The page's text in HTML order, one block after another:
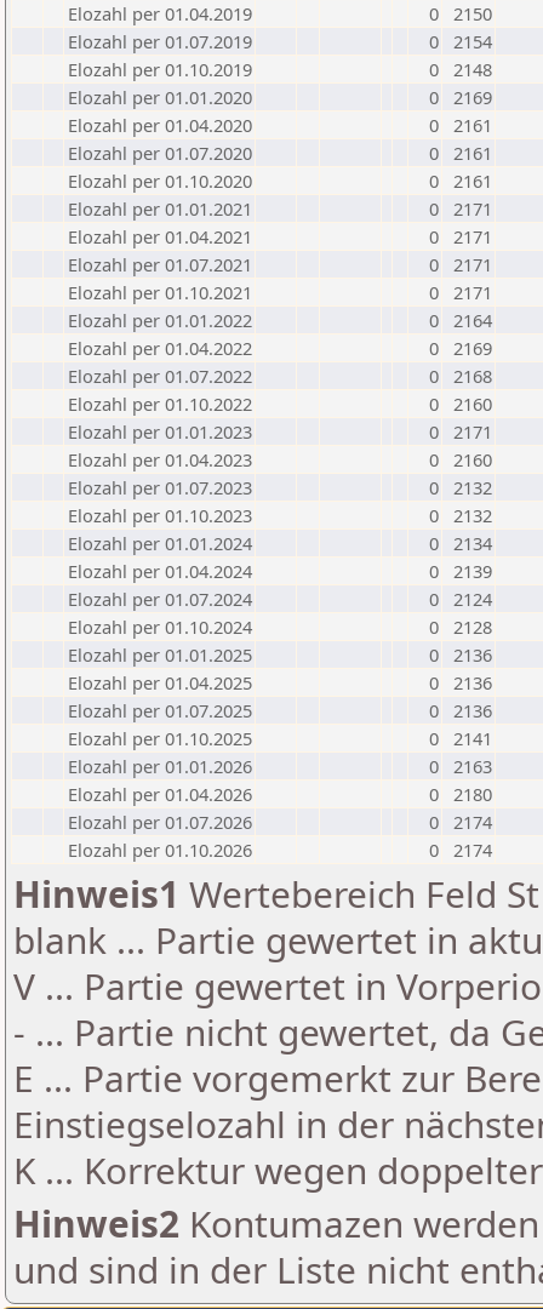
Elozahl per 01.04.2019
0 2150
Elozahl per 01.07.2019
0 2154
Elozahl per 01.10.2019
0 2148
Elozahl per 01.01.2020
0 2169
Elozahl per 01.04.2020
0 2161
Elozahl per 01.07.2020
0 2161
Elozahl per 01.10.2020
0 2161
Elozahl per 01.01.2021
0 2171
Elozahl per 01.04.2021
0 2171
Elozahl per 01.07.2021
0 2171
Elozahl per 01.10.2021
0 2171
Elozahl per 01.01.2022
0 2164
Elozahl per 01.04.2022
0 2169
Elozahl per 01.07.2022
0 2168
Elozahl per 01.10.2022
0 2160
Elozahl per 01.01.2023
0 2171
Elozahl per 01.04.2023
0 2160
Elozahl per 01.07.2023
0 2132
Elozahl per 01.10.2023
0 2132
Elozahl per 01.01.2024
0 2134
Elozahl per 01.04.2024
0 2139
Elozahl per 01.07.2024
0 2124
Elozahl per 01.10.2024
0 2128
Elozahl per 01.01.2025
0 2136
Elozahl per 01.04.2025
0 2136
Elozahl per 01.07.2025
0 2136
Elozahl per 01.10.2025
0 2141
Elozahl per 01.01.2026
0 2163
Elozahl per 01.04.2026
0 2180
Elozahl per 01.07.2026
0 2174
Elozahl per 01.10.2026
0 2174
Hinweis1 Wertebereich Feld
blank ... Partie gewertet in
V ... Partie gewertet in
- ... Partie nicht gewertet, da
E ... Partie vorgemerkt zur
Einstiegselozahl in der
K ... Korrektur wegen
Hinweis2 Kontumazen
und sind in der Liste nicht